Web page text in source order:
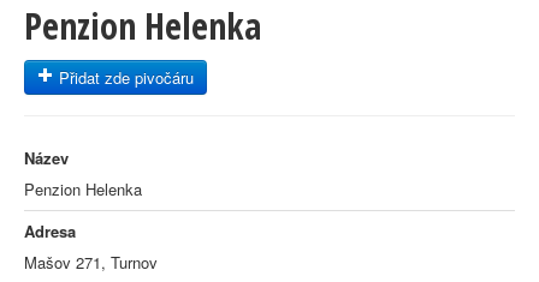
Penzion Helenka
Přidat zde pivočáru
Název
Penzion Helenka
Adresa
Mašov 271, Turnov